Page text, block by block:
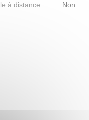
à distance Non